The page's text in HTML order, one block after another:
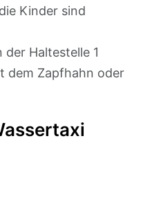
Kinder sind
der Haltestelle 1
dem Zapfhahn oder